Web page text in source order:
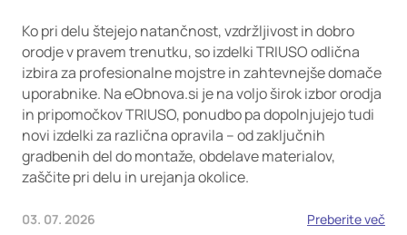
Ko pri delu štejejo natančnost, vzdržljivost in dobro
orodje v pravem trenutku, so izdelki TRIUSO odlična
izbira za profesionalne mojstre in zahtevnejše domače
uporabnike. Na eObnova.si je na voljo širok izbor orodja
in pripomočkov TRIUSO, ponudbo pa dopolnjujejo tudi
novi izdelki za različna opravila – od zaključnih
gradbenih del do montaže, obdelave materialov,
zaščite pri delu in urejanja okolice.
03. 07. 2026 Preberite več